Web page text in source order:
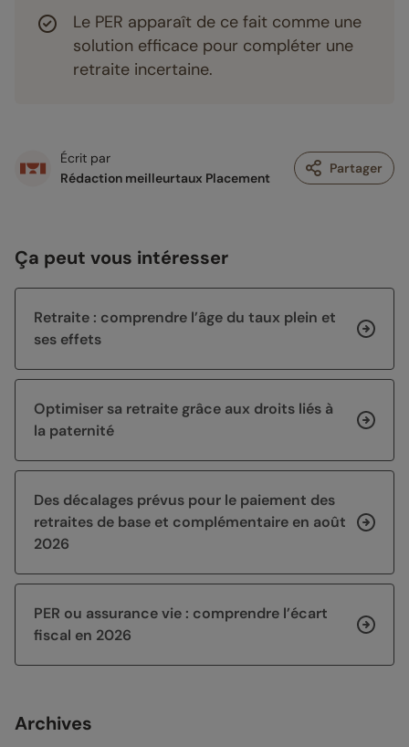
Le PER apparaît de ce fait comme une
solution efficace pour compléter une
retraite incertaine.
Écrit par
Rédaction meilleurtaux Placement
Partager
Ça peut vous intéresser
Retraite : comprendre l’âge du taux plein et
ses effets
Optimiser sa retraite grâce aux droits liés à
la paternité
Des décalages prévus pour le paiement des
retraites de base et complémentaire en août
2026
PER ou assurance vie : comprendre l’écart
fiscal en 2026
Archives